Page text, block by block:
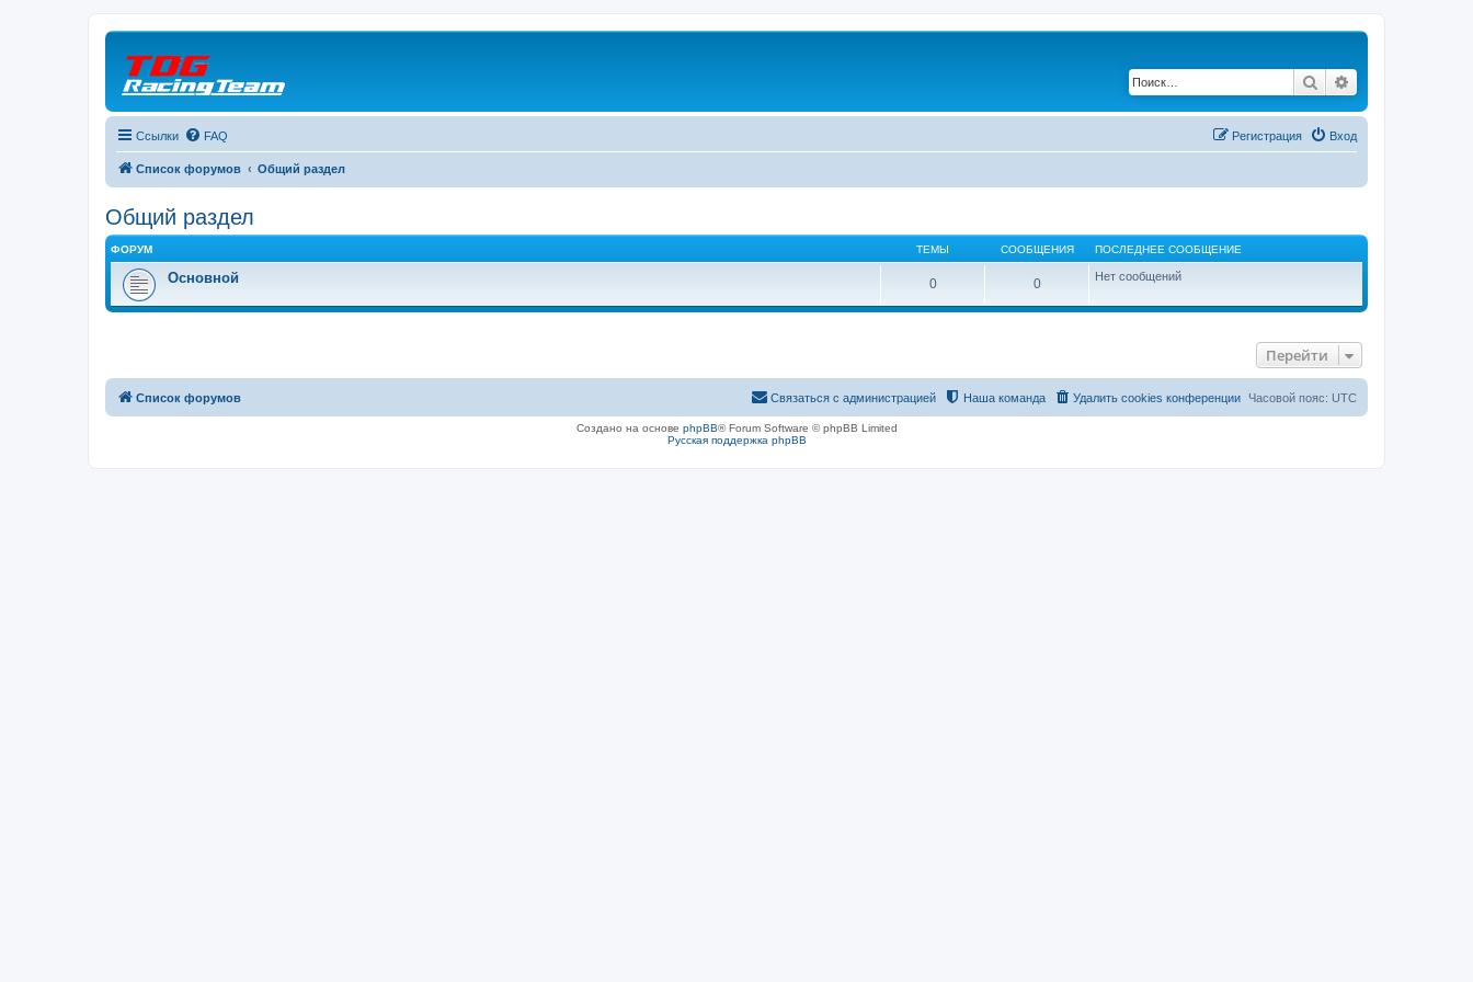
Поиск
Ссылки FAQ Вход
Регистрация
Список форумов Общий раздел
Общий раздел
ФОРУМ ТЕМЫ СООБЩЕНИЯ ПОСЛЕДНЕЕ СООБЩЕНИЕ
Основной 0 0 Нет сообщений
Перейти
Список форумов Часовой пояс: UTC
Удалить cookies конференции
Наша команда
Связаться с администрацией
Создано на основе phpBB® Forum Software © phpBB Limited
Русская поддержка phpBB